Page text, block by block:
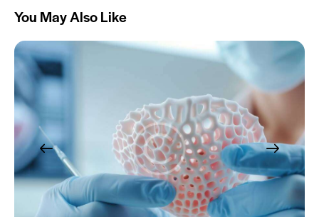
You May Also Like